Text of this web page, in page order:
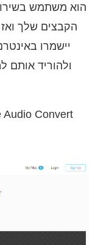
הקבצים שלך
ולהוריד